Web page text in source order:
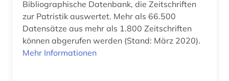
neulatein (1)
niederlandistik (1)
nikolaus kusanus (1)
Bibliographische Datenbank, die Zeitschriften
zur Patristik auswertet. Mehr als 66.500
Datensätze aus mehr als 1.800 Zeitschriften
können abgerufen werden (Stand: März 2020).
Mehr Informationen